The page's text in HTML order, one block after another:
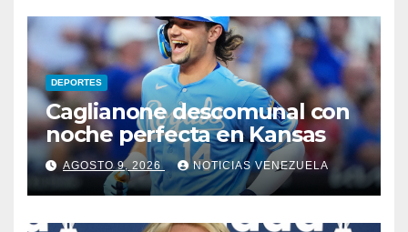
DEPORTES
Caglianone descomunal con
noche perfecta en Kansas
AGOSTO 9, 2026 NOTICIAS VENEZUELA